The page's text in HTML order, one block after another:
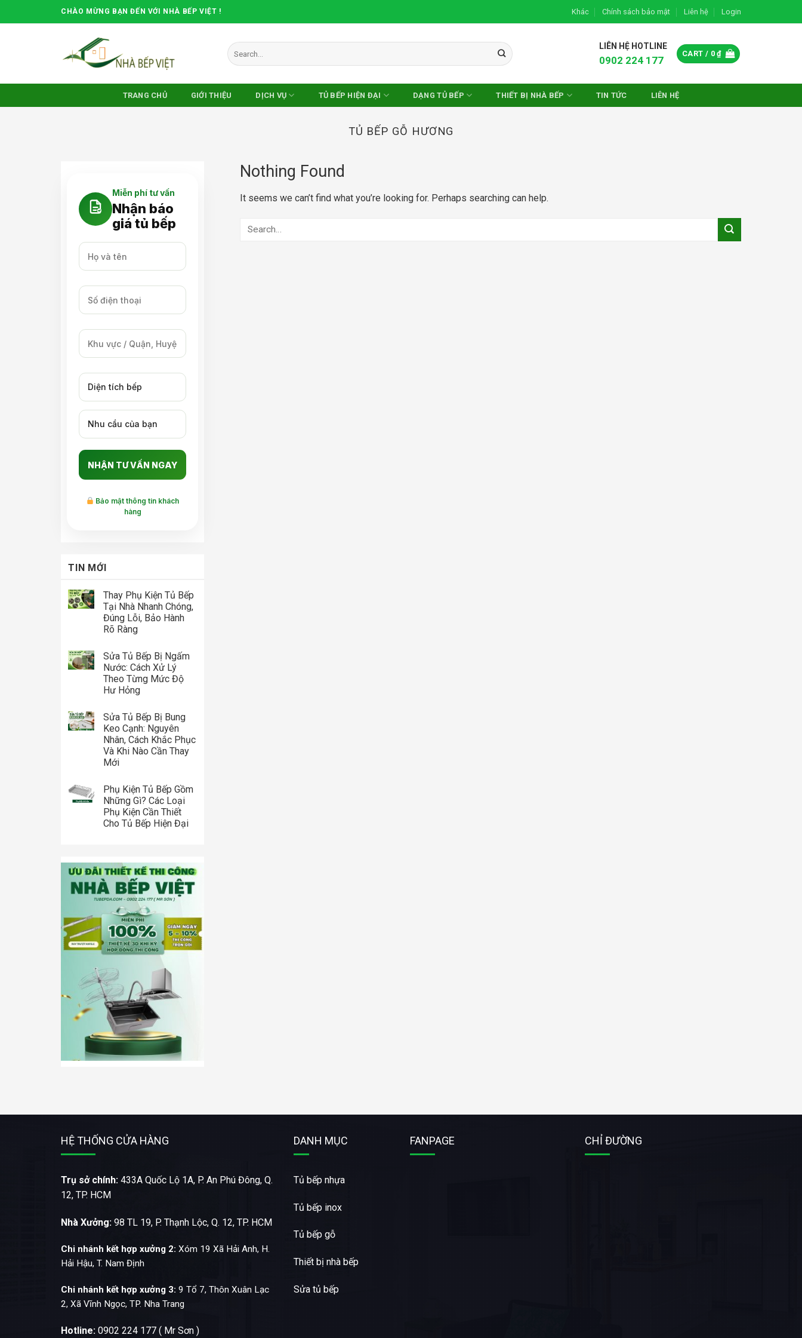
to
CHÀO MỪNG BẠN ĐẾN VỚI NHÀ BẾP VIỆT ! Khác Chính sách bảo mật Liên hệ Login
Search
for:
LIÊN HỆ HOTLINE
0902 224 177
CART / 0₫
TRANG CHỦ GIỚI THIỆU DỊCH VỤ TỦ BẾP HIỆN ĐẠI DẠNG TỦ BẾP THIẾT BỊ NHÀ BẾP TIN TỨC LIÊN HỆ
TỦ BẾP GỖ HƯƠNG
Miễn phí tư vấn
Nhận báo
giá tủ bếp
Bảo mật thông tin khách
hàng
TIN MỚI
Thay Phụ Kiện Tủ Bếp
Tại Nhà Nhanh Chóng,
Đúng Lỗi, Bảo Hành
Rõ Ràng
Sửa Tủ Bếp Bị Ngấm
Nước: Cách Xử Lý
Theo Từng Mức Độ
Hư Hỏng
Sửa Tủ Bếp Bị Bung
Keo Cạnh: Nguyên
Nhân, Cách Khắc Phục
Và Khi Nào Cần Thay
Mới
Phụ Kiện Tủ Bếp Gồm
Những Gì? Các Loại
Phụ Kiện Cần Thiết
Cho Tủ Bếp Hiện Đại
Nothing Found
It seems we can’t find what you’re looking for. Perhaps searching can help.
HỆ THỐNG CỬA HÀNG
Trụ sở chính: 433A Quốc Lộ 1A, P. An Phú Đông, Q.
12, TP. HCM
Nhà Xưởng: 98 TL 19, P. Thạnh Lộc, Q. 12, TP. HCM
Chi nhánh kết hợp xưởng 2: Xóm 19 Xã Hải Anh, H.
Hải Hậu, T. Nam Định
Chi nhánh kết hợp xưởng 3: 9 Tổ 7, Thôn Xuân Lạc
2, Xã Vĩnh Ngọc, TP. Nha Trang
Hotline: 0902 224 177 ( Mr Sơn )
DANH MỤC
Tủ bếp nhựa
Tủ bếp inox
Tủ bếp gỗ
Thiết bị nhà bếp
Sửa tủ bếp
FANPAGE CHỈ ĐƯỜNG